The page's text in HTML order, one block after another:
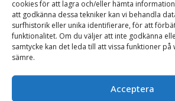
cookies för att lagra och/eller hämta
att godkänna dessa tekniker kan vi behandla
surfhistorik eller unika identifierare, för att
funktionalitet. Om du väljer att inte godkänna
samtycke kan det leda till att vissa funktioner
sämre.
Acceptera
på mittenbladet tillbaka för att skydda
Klaffarna är utrustade med chockventiler
stötar vid påkörning av hinder.
Mittenbladet kan svänga 37 grader och
grader åt båda sidor, medan klaffarna
grader – 75 grader framåt och 90 grader